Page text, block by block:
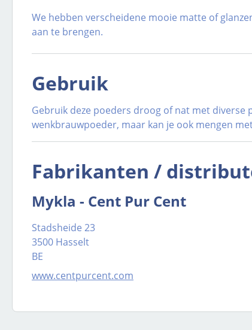
We hebben verscheidene mooie matte of
aan te brengen.
Gebruik
Gebruik deze poeders droog of nat met diverse
wenkbrauwpoeder, maar kan je ook mengen
Fabrikanten /
Mykla - Cent Pur Cent
Stadsheide 23
3500 Hasselt
BE
www.centpurcent.com